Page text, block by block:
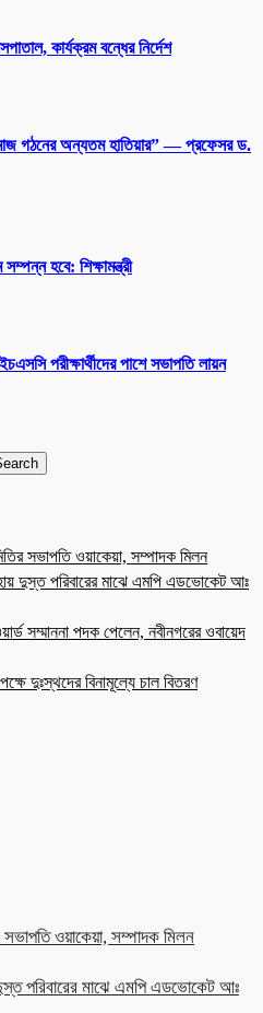
কার্যক্রম বন্ধের নির্দেশ
গঠনের অন্যতম হাতিয়ার” — প্রফেসর ড.
হবে: শিক্ষামন্ত্রী
পরীক্ষার্থীদের পাশে সভাপতি লায়ন
সভাপতি ওয়াকেয়া, সম্পাদক মিলন
দুস্ত পরিবারের মাঝে এমপি এডভোকেট আঃ
সম্মাননা পদক পেলেন, নবীনগরের ওবায়েদ
দুঃস্থদের বিনামূল্যে চাল বিতরণ
ওয়াকেয়া, সম্পাদক মিলন
পরিবারের মাঝে এমপি এডভোকেট আঃ